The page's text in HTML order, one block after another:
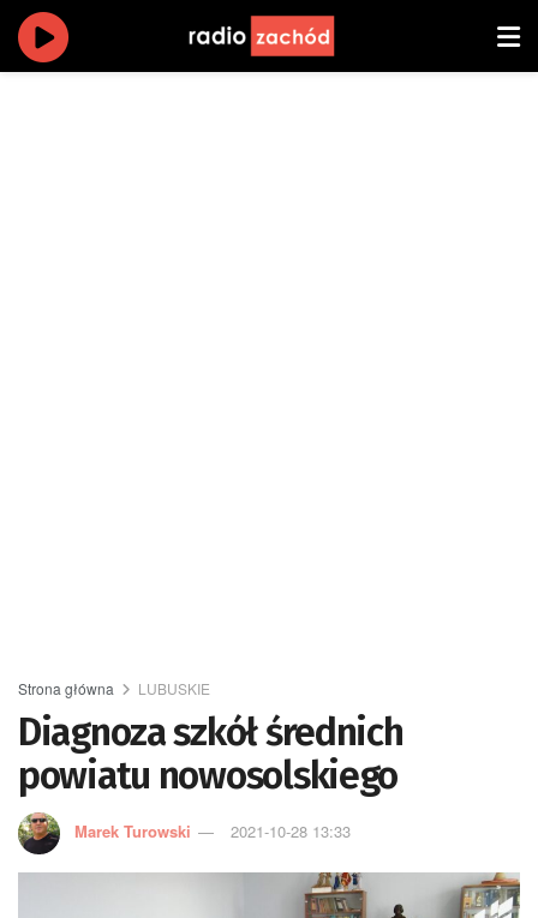
Strona główna LUBUSKIE
Diagnoza szkół średnich
powiatu nowosolskiego
Marek Turowski 2021-10-28 13:33